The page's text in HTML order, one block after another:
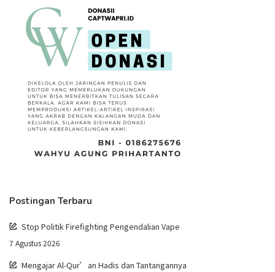
Postingan Terbaru
Stop Politik Firefighting Pengendalian Vape
7 Agustus 2026
Mengajar Al-Qur’an Hadis dan Tantangannya